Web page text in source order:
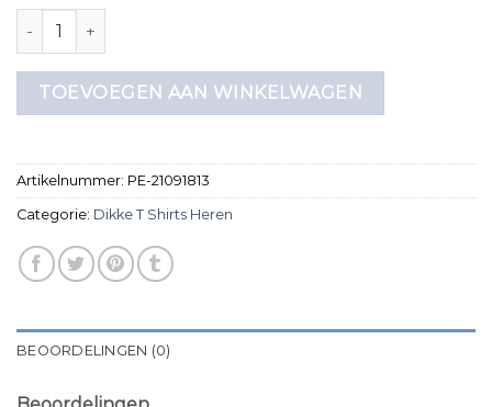
dikke t shirts heren aantal
TOEVOEGEN AAN WINKELWAGEN
Artikelnummer: PE-21091813
Categorie: Dikke T Shirts Heren
BEOORDELINGEN (0)